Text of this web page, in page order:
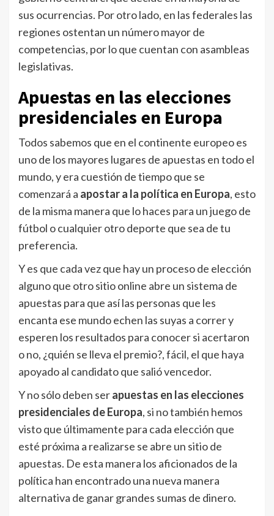
sus ocurrencias. Por otro lado, en las federales las
regiones ostentan un número mayor de
competencias, por lo que cuentan con asambleas
legislativas.
Apuestas en las elecciones
presidenciales en Europa
Todos sabemos que en el continente europeo es
uno de los mayores lugares de apuestas en todo el
mundo, y era cuestión de tiempo que se
comenzará a apostar a la política en Europa, esto
de la misma manera que lo haces para un juego de
fútbol o cualquier otro deporte que sea de tu
preferencia.
Y es que cada vez que hay un proceso de elección
alguno que otro sitio online abre un sistema de
apuestas para que así las personas que les
encanta ese mundo echen las suyas a correr y
esperen los resultados para conocer si acertaron
o no, ¿quién se lleva el premio?, fácil, el que haya
apoyado al candidato que salió vencedor.
Y no sólo deben serapuestas en las elecciones
presidenciales de Europa, si no también hemos
visto que últimamente para cada elección que
esté próxima a realizarse se abre un sitio de
apuestas. De esta manera los aficionados de la
política han encontrado una nueva manera
alternativa de ganar grandes sumas de dinero.